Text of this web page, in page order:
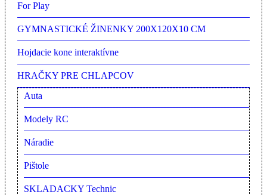
For Play
GYMNASTICKÉ ŽINENKY 200X120X10 CM
Hojdacie kone interaktívne
HRAČKY PRE CHLAPCOV
Auta
Modely RC
Náradie
Pištole
SKLADACKY Technic